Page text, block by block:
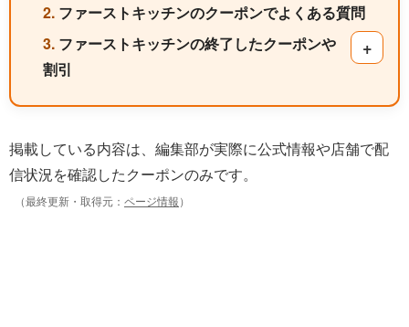
ファーストキッチンのクーポンでよくある質問
ファーストキッチンの終了したクーポンや
割引
サブ項
掲載している内容は、編集部が実際に公式情報や店舗で配
信状況を確認したクーポンのみです。
（最終更新・取得元： ページ情報）